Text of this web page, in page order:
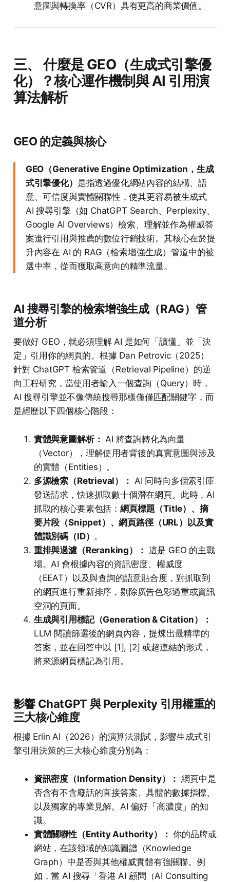
意圖與轉換率（CVR）具有更高的商業價值。
三、 什麼是 GEO（生成式引擎優
化）？核心運作機制與 AI 引用演
算法解析
GEO 的定義與核心
GEO（Generative Engine Optimization，生成
式引擎優化） 是指透過優化網站內容的結構、語
意、可信度與實體關聯性，使其更容易被生成式
AI 搜尋引擎（如 ChatGPT Search、Perplexity、
Google AI Overviews）檢索、理解並作為權威答
案進行引用與推薦的數位行銷技術。其核心在於提
升內容在 AI 的 RAG（檢索增強生成）管道中的被
選中率，從而獲取高意向的精準流量。
AI 搜尋引擎的檢索增強生成（RAG）管
道分析
要做好 GEO，就必須理解 AI 是如何「讀懂」並「決
定」引用你的網頁的。根據 Dan Petrovic（2025）
針對 ChatGPT 檢索管道（Retrieval Pipeline）的逆
向工程研究，當使用者輸入一個查詢（Query）時，
AI 搜尋引擎並不像傳統搜尋那樣僅僅匹配關鍵字，而
是經歷以下四個核心階段：
實體與意圖解析： AI 將查詢轉化為向量
（Vector），理解使用者背後的真實意圖與涉及
的實體（Entities）。
多源檢索（Retrieval）： AI 同時向多個索引庫
發送請求，快速抓取數十個潛在網頁。此時，AI
抓取的核心要素包括：網頁標題（Title）、摘
要片段（Snippet）、網頁路徑（URL）以及實
體識別碼（ID） 。
重排與過濾（Reranking）： 這是 GEO 的主戰
場。AI 會根據內容的資訊密度、權威度
（EEAT）以及與查詢的語意貼合度，對抓取到
的網頁進行重新排序，剔除廣告色彩過重或資訊
空洞的頁面。
生成與引用標記（Generation & Citation）：
LLM 閱讀篩選後的網頁內容，提煉出最精準的
答案，並在回答中以 [1], [2] 或超連結的形式，
將來源網頁標記為引用。
影響 ChatGPT 與 Perplexity 引用權重的
三大核心維度
根據 Erlin AI（2026）的演算法測試，影響生成式引
擎引用決策的三大核心維度分別為：
資訊密度（Information Density）： 網頁中是
否含有不含廢話的直接答案、具體的數據指標、
以及獨家的專業見解。AI 偏好「高濃度」的知
識。
實體關聯性（Entity Authority）： 你的品牌或
網站，在該領域的知識圖譜（Knowledge
Graph）中是否與其他權威實體有強關聯。例
如，當 AI 搜尋「香港 AI 顧問（AI Consulting